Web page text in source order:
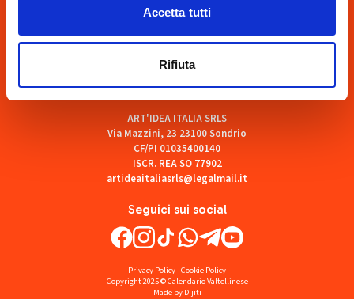
Accetta tutti
Rifiuta
Seguici sui social
ART'IDEA ITALIA SRLS
Via Mazzini, 23 23100 Sondrio
CF/PI 01035400140
ISCR. REA SO 77902
artideaitaliasrls@legalmail.it
Privacy Policy-Cookie Policy
Copyright 2025 © Calendario Valtellinese
Made by Dijiti